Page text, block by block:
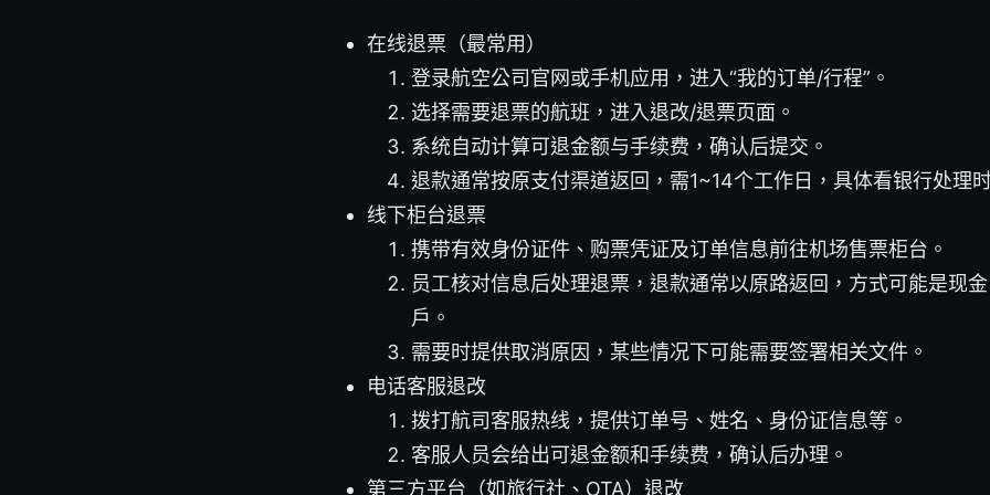
在线退票（最常用）
登录航空公司官网或手机应用，进入“我的订单/行程”。
选择需要退票的航班，进入退改/退票页面。
系统自动计算可退金额与手续费，确认后提交。
退款通常按原支付渠道返回，需1~14个工作日，具体看银行处理
线下柜台退票
携带有效身份证件、购票凭证及订单信息前往机场售票柜台。
员工核对信息后处理退票，退款通常以原路返回，方式可能是现
户。
需要时提供取消原因，某些情况下可能需要签署相关文件。
电话客服退改
拨打航司客服热线，提供订单号、姓名、身份证信息等。
客服人员会给出可退金额和手续费，确认后办理。
第三方平台（如旅行社、OTA）退改